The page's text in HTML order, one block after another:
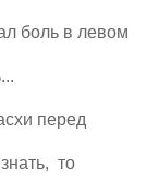
боль в левом
перед
то